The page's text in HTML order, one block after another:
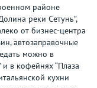
районе
реки Сетунь”,
от бизнес-центра
автозаправочные
можно в
и в кофейнях “Плаза
кухни